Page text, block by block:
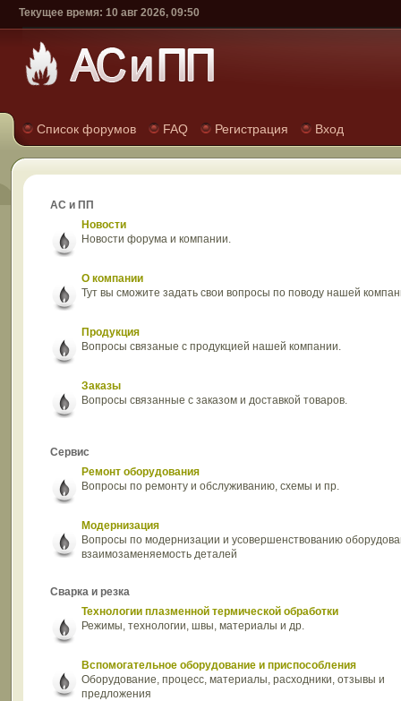
Текущее время: 10 авг 2026, 09:50
Список форумов FAQ Регистрация Вход
АС и ПП
Новости
Новости форума и компании.
О компании
Тут вы сможите задать свои вопросы по поводу нашей
Продукция
Вопросы связаные с продукцией нашей компании.
Заказы
Вопросы связанные с заказом и доставкой товаров.
Сервис
Ремонт оборудования
Вопросы по ремонту и обслуживанию, схемы и пр.
Модернизация
Вопросы по модернизации и усовершенствованию
взаимозаменяемость деталей
Сварка и резка
Технологии плазменной термической обработки
Режимы, технологии, швы, материалы и др.
Вспомогательное оборудование и приспособления
Оборудование, процесс, материалы, расходники, отзывы и
предложения